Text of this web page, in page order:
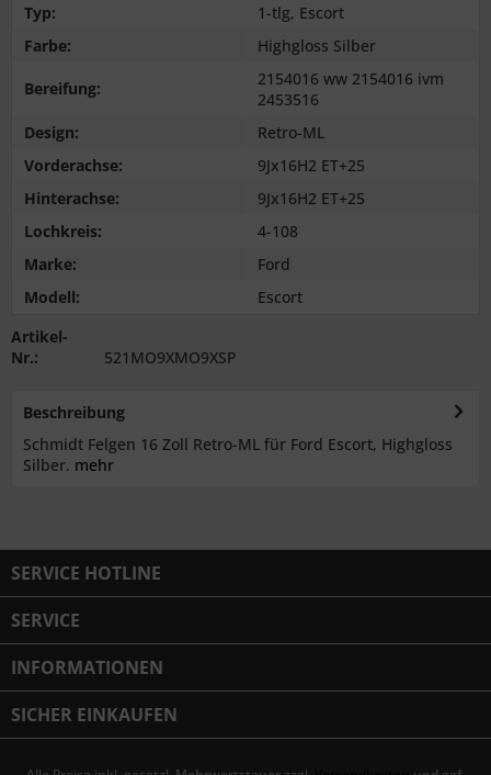
Typ:
1-tlg, Escort
Farbe:
Highgloss Silber
Bereifung:
2154016 ww 2154016 ivm
2453516
Design:
Retro-ML
Vorderachse:
9Jx16H2 ET+25
Hinterachse:
9Jx16H2 ET+25
Lochkreis:
4-108
Marke:
Ford
Modell:
Escort
Artikel-
Nr.:
521MO9XMO9XSP
Beschreibung
Schmidt Felgen 16 Zoll Retro-ML für Ford Escort, Highgloss
Silber. mehr
SERVICE HOTLINE
SERVICE
INFORMATIONEN
SICHER EINKAUFEN